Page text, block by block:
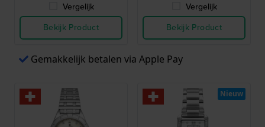
Vergelijk
Bekijk Product
Vergelijk
Bekijk Product
Gemakkelijk betalen via Apple Pay
Nieuw